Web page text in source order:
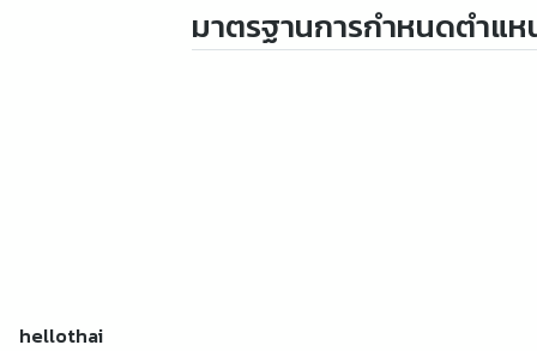
มาตรฐานการกำหนดตำแ
hellothai